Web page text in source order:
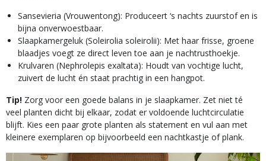
Sansevieria (Vrouwentong): Produceert ‘s nachts zuurstof en is
bijna onverwoestbaar.
Slaapkamergeluk (Soleirolia soleirolii): Met haar frisse, groene
blaadjes voegt ze direct leven toe aan je nachtrusthoekje.
Krulvaren (Nephrolepis exaltata): Houdt van vochtige lucht,
zuivert de lucht én staat prachtig in een hangpot.
Tip! Zorg voor een goede balans in je slaapkamer. Zet niet té
veel planten dicht bij elkaar, zodat er voldoende luchtcirculatie
blijft. Kies een paar grote planten als statement en vul aan met
kleinere exemplaren op bijvoorbeeld een nachtkastje of plank.